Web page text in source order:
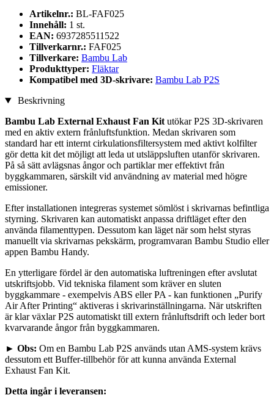
Artikelnr.: BL-FAF025
Innehåll: 1 st.
EAN: 6937285511522
Tillverkarnr.: FAF025
Tillverkare: Bambu Lab
Produkttyper: Fläktar
Kompatibel med 3D-skrivare: Bambu Lab P2S
Beskrivning
Bambu Lab External Exhaust Fan Kit utökar P2S 3D-skrivaren
med en aktiv extern frånluftsfunktion. Medan skrivaren som
standard har ett internt cirkulationsfiltersystem med aktivt kolfilter
gör detta kit det möjligt att leda ut utsläppsluften utanför skrivaren.
På så sätt avlägsnas ångor och partiklar mer effektivt från
byggkammaren, särskilt vid användning av material med högre
emissioner.
Efter installationen integreras systemet sömlöst i skrivarnas befintliga
styrning. Skrivaren kan automatiskt anpassa driftläget efter den
använda filamenttypen. Dessutom kan läget när som helst styras
manuellt via skrivarnas pekskärm, programvaran Bambu Studio eller
appen Bambu Handy.
En ytterligare fördel är den automatiska luftreningen efter avslutat
utskriftsjobb. Vid tekniska filament som kräver en sluten
byggkammare - exempelvis ABS eller PA - kan funktionen „Purify
Air After Printing“ aktiveras i skrivarinställningarna. När utskriften
är klar växlar P2S automatiskt till extern frånluftsdrift och leder bort
kvarvarande ångor från byggkammaren.
► Obs: Om en Bambu Lab P2S används utan AMS-system krävs
dessutom ett Buffer-tillbehör för att kunna använda External
Exhaust Fan Kit.
Detta ingår i leveransen: